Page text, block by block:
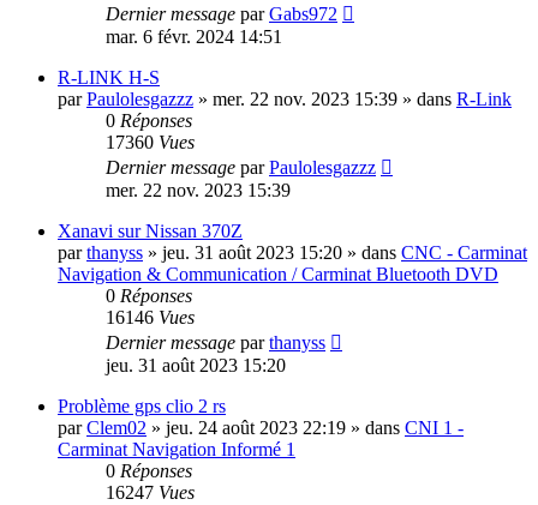
Dernier message parGabs972
mar. 6 févr. 2024 14:51
R-LINK H-S
parPaulolesgazzz » mer. 22 nov. 2023 15:39 » dans R-Link
0 Réponses
17360 Vues
Dernier message parPaulolesgazzz
mer. 22 nov. 2023 15:39
Xanavi sur Nissan 370Z
parthanyss » jeu. 31 août 2023 15:20 » dans CNC - Carminat
Navigation & Communication / Carminat Bluetooth DVD
0 Réponses
16146 Vues
Dernier message parthanyss
jeu. 31 août 2023 15:20
Problème gps clio 2 rs
parClem02 » jeu. 24 août 2023 22:19 » dans CNI 1 -
Carminat Navigation Informé 1
0 Réponses
16247 Vues